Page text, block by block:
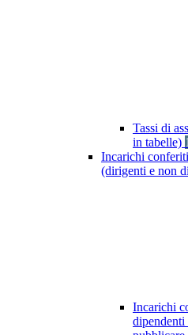
Tassi di
in tabelle)
Incarichi
(dirigenti e non
Incarichi